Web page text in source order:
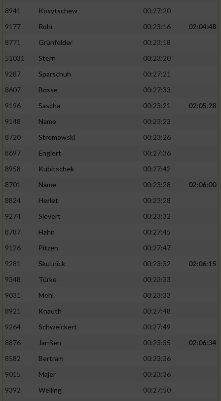
8941
Kosytschew
00:27:20
9177
Rohr 00:23:16
02:04:48
8771
Grünfelder
00:23:18
51031
Stern
00:23:20
9287
Sparschuh
00:27:21
8607
Bosse
00:27:33
9196
Sascha 00:23:21
02:05:28
9148
Name
00:23:23
8720
Stromowski
00:23:26
8697
Englert
00:27:36
8958
Kubitschek
00:27:42
8701
Name 00:23:28
02:06:00
8824
Herlet
00:23:28
9274
Sievert
00:23:32
8787
Hahn
00:27:45
9126
Pitzen
00:27:47
9281
Skutnick 00:23:32
02:06:15
9348
Türke
00:23:33
9031
Mehl
00:23:33
8921
Knauth
00:27:48
9264
Schweickert
00:27:49
8876
Janßen 00:23:35
02:06:34
8582
Bertram
00:23:36
9015
Majer
00:23:36
9392
Welling
00:27:50